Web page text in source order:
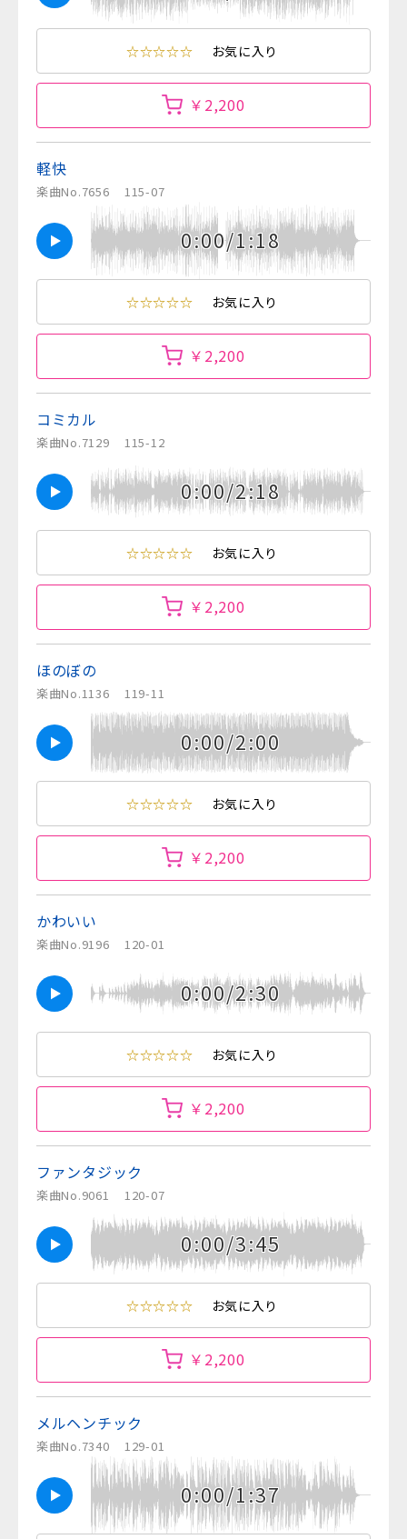
☆☆☆☆☆ お気に入り
￥2,200
軽快
楽曲No.7656 115-07
0:00/1:18
☆☆☆☆☆ お気に入り
￥2,200
コミカル
楽曲No.7129 115-12
0:00/2:18
☆☆☆☆☆ お気に入り
￥2,200
ほのぼの
楽曲No.1136 119-11
0:00/2:00
☆☆☆☆☆ お気に入り
￥2,200
かわいい
楽曲No.9196 120-01
0:00/2:30
☆☆☆☆☆ お気に入り
￥2,200
ファンタジック
楽曲No.9061 120-07
0:00/3:45
☆☆☆☆☆ お気に入り
￥2,200
メルヘンチック
楽曲No.7340 129-01
0:00/1:37